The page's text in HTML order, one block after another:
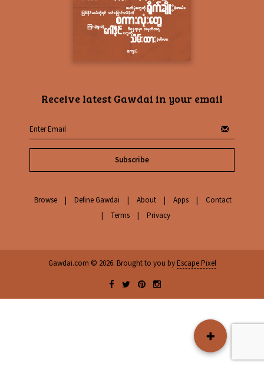
Receive latest Gawdai in your email
Subscribe
Browse Define Gawdai About Apps
Contact
Terms
Privacy
Gawdai.com © 2026. Brought to you byEscape Pixel